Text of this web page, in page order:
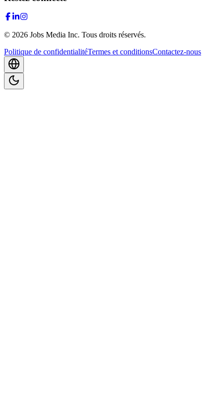
© 2026 Jobs Media Inc. Tous droits réservés.
Politique de confidentialitéTermes et conditionsContactez-nous